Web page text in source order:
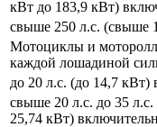
кВт до 183,9 кВт)
свыше 250 л.с. (свыше
Мотоциклы и
каждой лошадиной
до 20 л.с. (до 14,7 кВт)
свыше 20 л.с. до 35
25,74 кВт)